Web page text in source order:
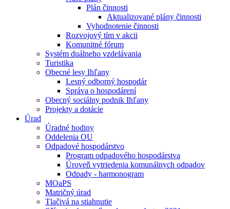
Plán činnosti
Aktualizované plány činnosti
Vyhodnotenie činnosti
Rozvojový tím v akcii
Komunitné fórum
Systém duálneho vzdelávania
Turistika
Obecné lesy Ihľany
Lesný odborný hospodár
Správa o hospodárení
Obecný sociálny podnik Ihľany
Projekty a dotácie
Úrad
Úradné hodiny
Oddelenia OU
Odpadové hospodárstvo
Program odpadového hospodárstva
Úroveň vytriedenia komunálnych odpadov
Odpady - harmonogram
MOaPS
Matričný úrad
Tlačivá na stiahnutie